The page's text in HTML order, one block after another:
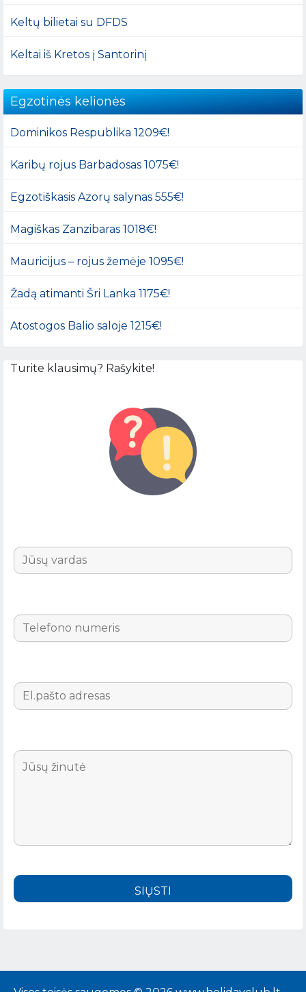
Keltų bilietai su DFDS
Keltai iš Kretos į Santorinį
Egzotinės kelionės
Dominikos Respublika 1209€!
Karibų rojus Barbadosas 1075€!
Egzotiškasis Azorų salynas 555€!
Magiškas Zanzibaras 1018€!
Mauricijus – rojus žemėje 1095€!
Žadą atimanti Šri Lanka 1175€!
Atostogos Balio saloje 1215€!
Turite klausimų? Rašykite!